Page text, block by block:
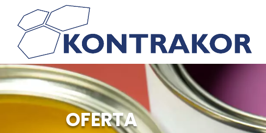
OFERTA